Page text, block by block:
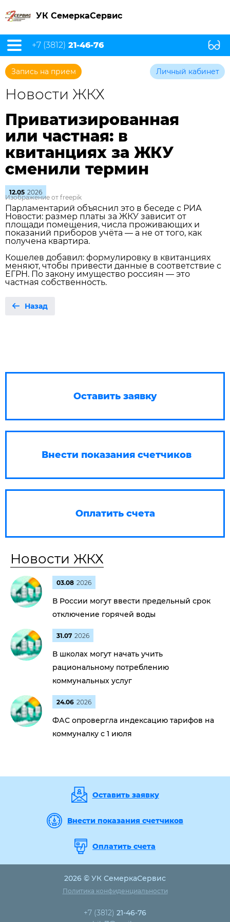
УК СемеркаСервис
+7 (3812) 21-46-76
Запись на прием Личный кабинет
Новости ЖКХ
Приватизированная
или частная: в
квитанциях за ЖКУ
сменили термин
12.05 2026
Изображение от freepik
Парламентарий объяснил это в беседе с РИА
Новости: размер платы за ЖКУ зависит от
площади помещения, числа проживающих и
показаний приборов учёта — а не от того, как
получена квартира.
Кошелев добавил: формулировку в квитанциях
меняют, чтобы привести данные в соответствие с
ЕГРН. По закону имущество россиян — это
частная собственность.
Назад
Оставить заявку
Внести показания счетчиков
Оплатить счета
Новости ЖКХ
03.08 2026
В России могут ввести предельный срок
отключение горячей воды
31.07 2026
В школах могут начать учить
рациональному потреблению
коммунальных услуг
24.06 2026
ФАС опровергла индексацию тарифов на
коммуналку с 1 июля
Оставить заявку
Внести показания счетчиков
Оплатить счета
2026 © УК СемеркаСервис
Политика конфиденциальности
+7 (3812) 21-46-76